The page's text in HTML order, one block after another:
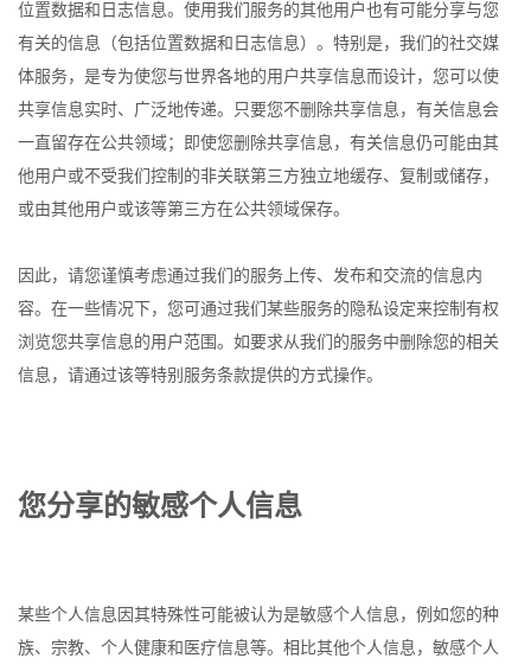
位置数据和日志信息。使用我们服务的其他用户也有可能分享与您
有关的信息（包括位置数据和日志信息）。特别是，我们的社交媒
体服务，是专为使您与世界各地的用户共享信息而设计，您可以使
共享信息实时、广泛地传递。只要您不删除共享信息，有关信息会
一直留存在公共领域；即使您删除共享信息，有关信息仍可能由其
他用户或不受我们控制的非关联第三方独立地缓存、复制或储存，
或由其他用户或该等第三方在公共领域保存。
因此，请您谨慎考虑通过我们的服务上传、发布和交流的信息内
容。在一些情况下，您可通过我们某些服务的隐私设定来控制有权
浏览您共享信息的用户范围。如要求从我们的服务中删除您的相关
信息，请通过该等特别服务条款提供的方式操作。
您分享的敏感个人信息
某些个人信息因其特殊性可能被认为是敏感个人信息，例如您的种
族、宗教、个人健康和医疗信息等。相比其他个人信息，敏感个人